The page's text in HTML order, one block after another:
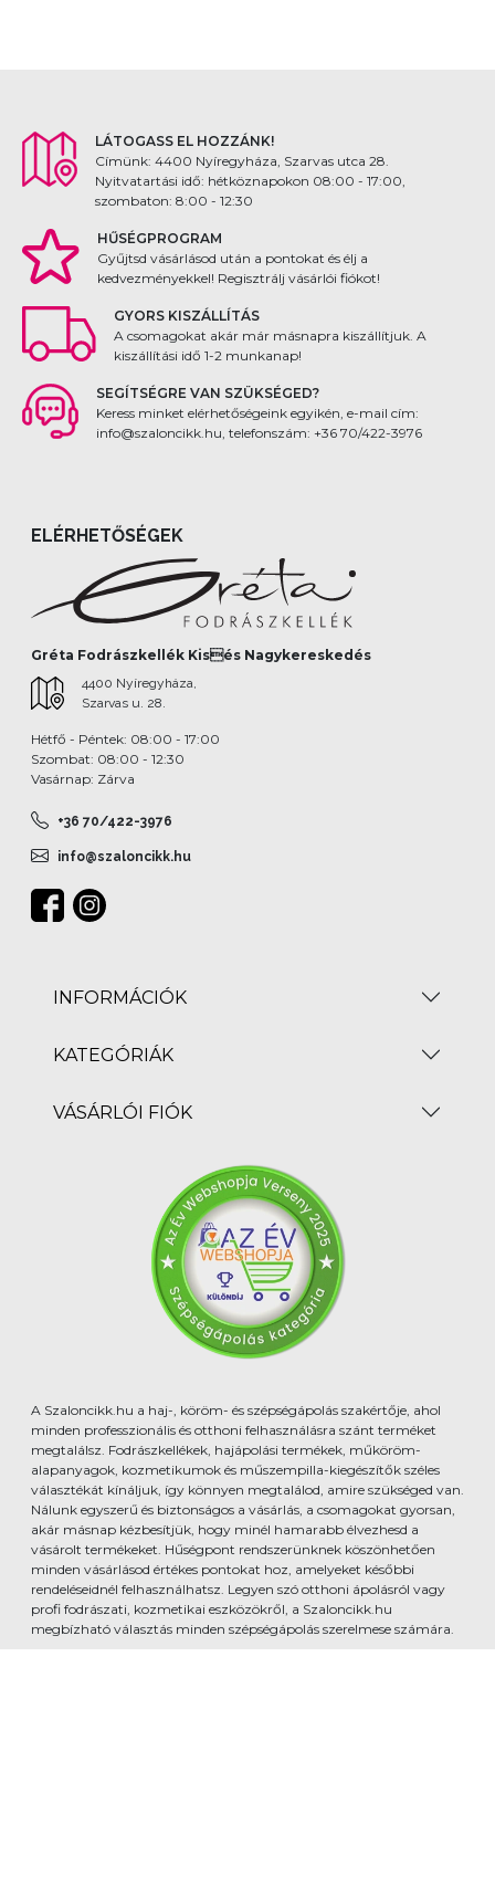
LÁTOGASS EL HOZZÁNK!
Címünk: 4400 Nyíregyháza, Szarvas utca 28.
Nyitvatartási idő: hétköznapokon 08:00 - 17:00,
szombaton: 8:00 - 12:30
HŰSÉGPROGRAM
Gyűjtsd vásárlásod után a pontokat és élj a
kedvezményekkel! Regisztrálj vásárlói fiókot!
GYORS KISZÁLLÍTÁS
A csomagokat akár már másnapra kiszállítjuk. A
kiszállítási idő 1-2 munkanap!
SEGÍTSÉGRE VAN SZÜKSÉGED?
Keress minket elérhetőségeink egyikén, e-mail cím:
info@szaloncikk.hu, telefonszám: +36 70/422-3976
ELÉRHETŐSÉGEK
Gréta Fodrászkellék Kisés Nagykereskedés
4400 Nyíregyháza,
Szarvas u. 28.
Hétfő - Péntek: 08:00 - 17:00
Szombat: 08:00 - 12:30
Vasárnap: Zárva
+36 70/422-3976
info@szaloncikk.hu
INFORMÁCIÓK
KATEGÓRIÁK
VÁSÁRLÓI FIÓK
A Szaloncikk.hu a haj-, köröm- és szépségápolás szakértője, ahol
minden professzionális és otthoni felhasználásra szánt terméket
megtalálsz. Fodrászkellékek, hajápolási termékek, műköröm-
alapanyagok, kozmetikumok és műszempilla-kiegészítők széles
választékát kínáljuk, így könnyen megtalálod, amire szükséged van.
Nálunk egyszerű és biztonságos a vásárlás, a csomagokat gyorsan,
akár másnap kézbesítjük, hogy minél hamarabb élvezhesd a
vásárolt termékeket. Hűségpont rendszerünknek köszönhetően
minden vásárlásod értékes pontokat hoz, amelyeket későbbi
rendeléseidnél felhasználhatsz. Legyen szó otthoni ápolásról vagy
profi fodrászati, kozmetikai eszközökről, a Szaloncikk.hu
megbízható választás minden szépségápolás szerelmese számára.